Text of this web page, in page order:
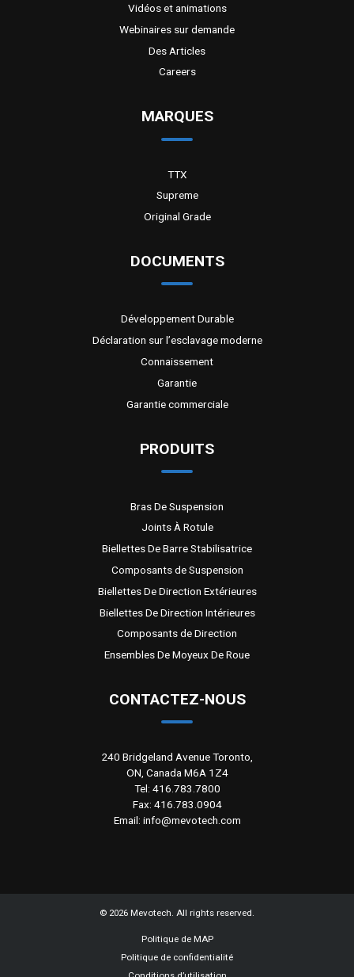
Vidéos et animations
Webinaires sur demande
Des Articles
Careers
MARQUES
TTX
Supreme
Original Grade
DOCUMENTS
Développement Durable
Déclaration sur l’esclavage moderne
Connaissement
Garantie
Garantie commerciale
PRODUITS
Bras De Suspension
Joints À Rotule
Biellettes De Barre Stabilisatrice
Composants de Suspension
Biellettes De Direction Extérieures
Biellettes De Direction Intérieures
Composants de Direction
Ensembles De Moyeux De Roue
CONTACTEZ-NOUS
240 Bridgeland Avenue Toronto,
ON, Canada M6A 1Z4
Tel: 416.783.7800
Fax: 416.783.0904
Email: info@mevotech.com
© 2026 Mevotech. All rights reserved.
Politique de MAP
Politique de confidentialité